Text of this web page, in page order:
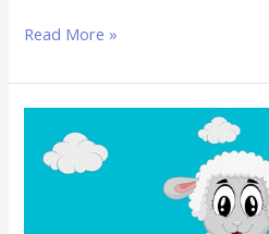
Read More »
Keutamaan